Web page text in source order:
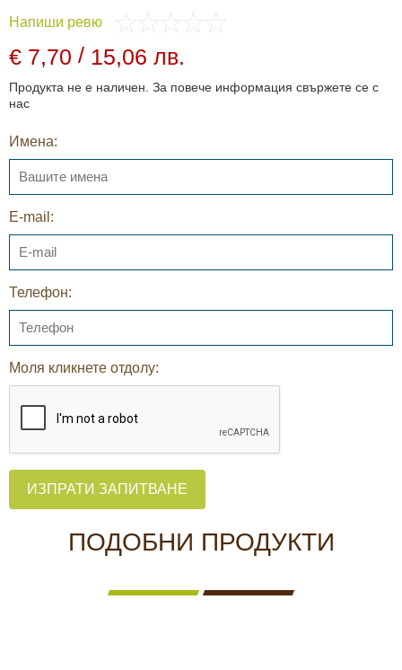
Напиши ревю
€ 7,70 / 15,06 лв.
Продукта не е наличен. За повече информация свържете се с
нас
Имена:
E-mail:
Телефон:
Моля кликнете отдолу:
ИЗПРАТИ ЗАПИТВАНЕ
ПОДОБНИ ПРОДУКТИ